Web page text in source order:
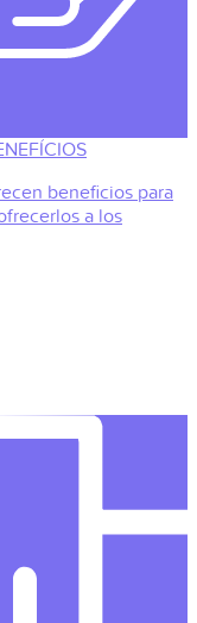
beneficios para
a los